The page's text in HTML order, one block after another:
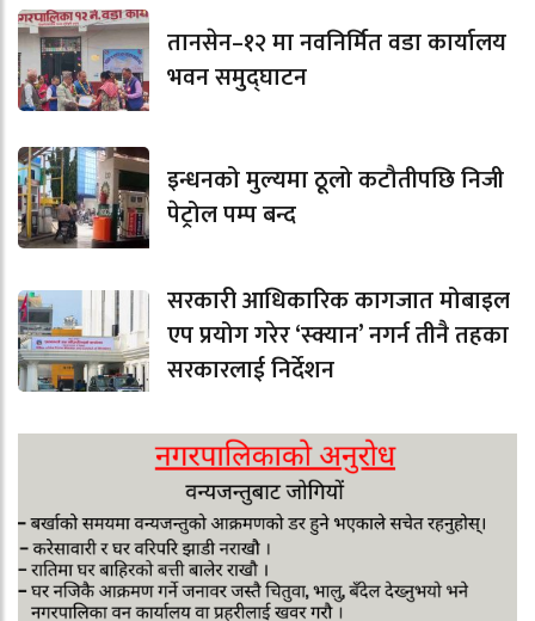
तानसेन–१२ मा नवनिर्मित वडा कार्यालय
भवन समुद्घाटन
इन्धनको मुल्यमा ठूलो कटौतीपछि निजी
पेट्रोल पम्प बन्द
सरकारी आधिकारिक कागजात मोबाइल
एप प्रयोग गरेर ‘स्क्यान’ नगर्न तीनै तहका
सरकारलाई निर्देशन